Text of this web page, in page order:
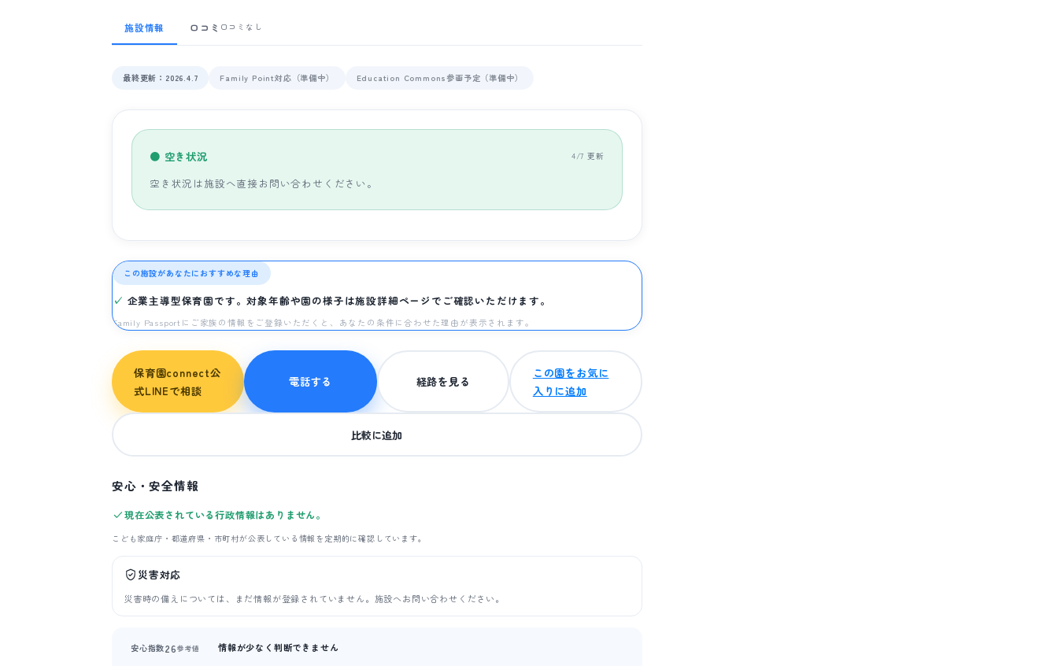
施設情報 口コミ 口コミなし
最終更新：2026.4.7 Family Point対応（準備中） Education Commons参画予定（準備中）
● 空き状況 4/7 更新
空き状況は施設へ直接お問い合わせください。
この施設があなたにおすすめな理由
企業主導型保育園です。対象年齢や園の様子は施設詳細ページでご確認いただけます。
Family Passportにご家族の情報をご登録いただくと、あなたの条件に合わせた理由が表示されます。
保育園connect公
式LINEで相談
電話する 経路を見る
この園をお気に
入りに追加
比較に追加
安心・安全情報
現在公表されている行政情報はありません。
こども家庭庁・都道府県・市町村が公表している情報を定期的に確認しています。
災害対応
災害時の備えについては、まだ情報が登録されていません。施設へお問い合わせください。
安心指数26参考値 情報が少なく判断できません